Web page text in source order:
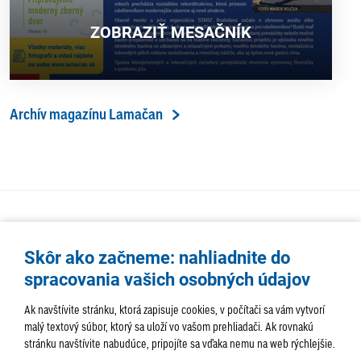
ZOBRAZIŤ MESAČNÍK
Archív magazínu Lamačan
AKTUALITY TÉMA SAMOSPRÁVA
Skôr ako začneme: nahliadnite do
spracovania vašich osobných údajov
Ak navštívite stránku, ktorá zapisuje cookies, v počítači sa vám vytvorí
malý textový súbor, ktorý sa uloží vo vašom prehliadači. Ak rovnakú
stránku navštívite nabudúce, pripojíte sa vďaka nemu na web rýchlejšie.